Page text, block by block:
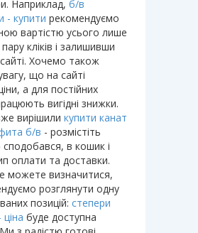
Наприклад, б/в
- купити рекомендуємо
вартістю усього лише
кліків і залишивши
Хочемо також
що на сайті
а для постійних
вигідні знижки.
вирішили купити канат
б/в - розмістіть
в кошик і
оплати та доставки.
можете визначитися,
розглянути одну
позицій: степери
буде доступна